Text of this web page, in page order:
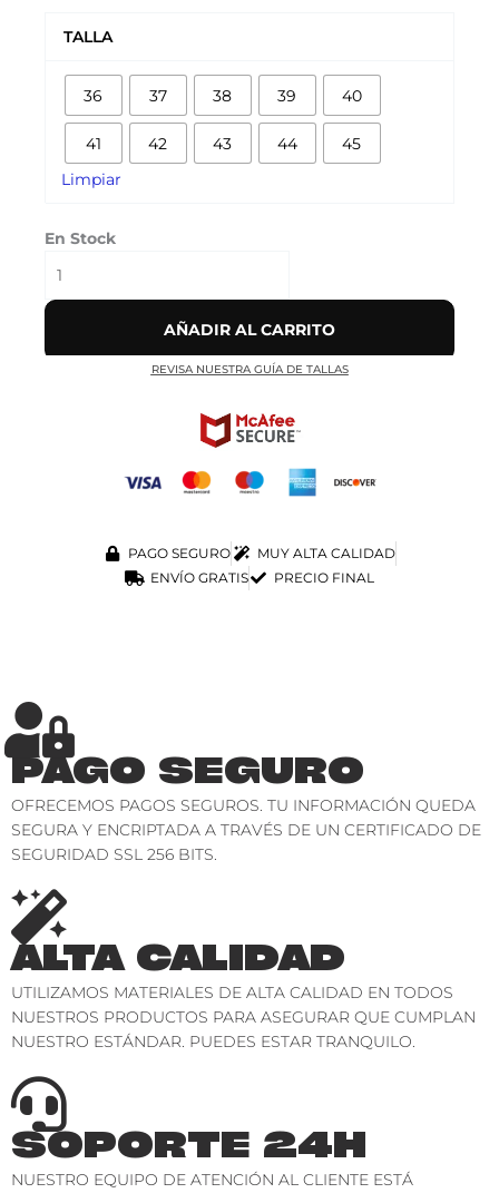
TALLA
36 37 38 39 40
41 42 43 44 45
Limpiar
En Stock
'LIGHT
VIOLET'
ORE
cantidad
AÑADIR AL CARRITO
REVISA NUESTRA GUÍA DE TALLAS
PAGO SEGURO
MUY ALTA CALIDAD
ENVÍO GRATIS
PRECIO FINAL
PAGO SEGURO
OFRECEMOS PAGOS SEGUROS. TU INFORMACIÓN QUEDA
SEGURA Y ENCRIPTADA A TRAVÉS DE UN CERTIFICADO DE
SEGURIDAD SSL 256 BITS.
ALTA CALIDAD
UTILIZAMOS MATERIALES DE ALTA CALIDAD EN TODOS
NUESTROS PRODUCTOS PARA ASEGURAR QUE CUMPLAN
NUESTRO ESTÁNDAR. PUEDES ESTAR TRANQUILO.
SOPORTE 24H
NUESTRO EQUIPO DE ATENCIÓN AL CLIENTE ESTÁ